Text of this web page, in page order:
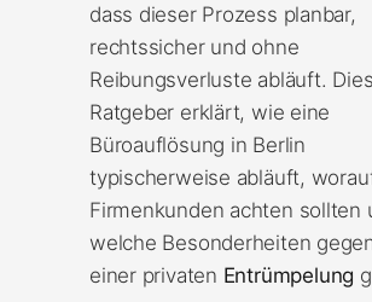
dass dieser Prozess planbar,
rechtssicher und ohne
Reibungsverluste abläuft.
Ratgeber erklärt, wie eine
Büroauflösung in Berlin
typischerweise abläuft,
Firmenkunden achten sollten
welche Besonderheiten
einer privaten Entrümpelung